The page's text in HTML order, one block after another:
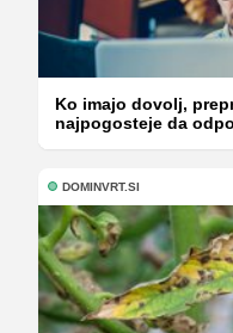
Ko imajo dovolj,
najpogosteje da
DOMINVRT.SI